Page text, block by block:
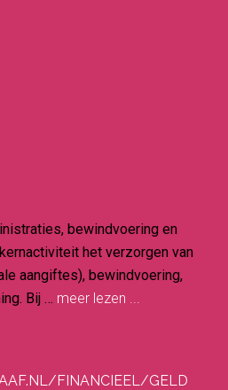
bewindvoering en
het verzorgen van
aangiftes), bewindvoering,
Bij … meer lezen ...
FINANCIEEL/GELD